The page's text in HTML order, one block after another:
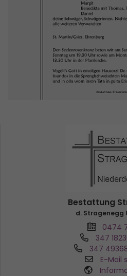
Bestattung
d. Stragenegg
0474
347
347
E-Mail